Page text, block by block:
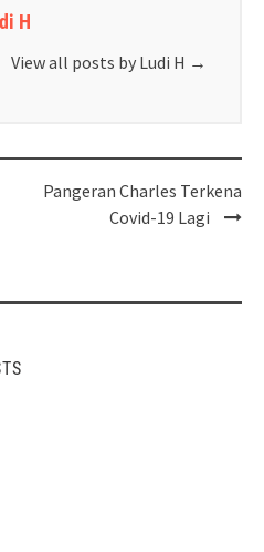
H
View all posts by Ludi H →
Pangeran Charles Terkena
Covid-19 Lagi